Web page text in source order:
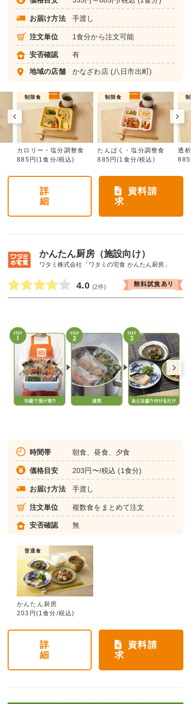
お届け方法 手渡し
注文単位 1食分から注文可能
安否確認 有
地域の店舗 かなざわ店(八日市出町)
制限食
カロリー・塩分調整食
885円(1食分/税込)
制限食
たんぱく・塩分調整食
885円(1食分/税込)
透析
詳
細
資料請
求
かんたん厨房（施設向け）
ワタミ株式会社「ワタミの宅食 かんたん厨房」
4.0 (2件)
時間帯 朝食、昼食、夕食
価格目安 203円〜/税込 (1食分)
お届け方法 手渡し
注文単位 複数食をまとめて注文
安否確認 無
普通食
かんたん厨房
203円(1食分/税込)
詳
細
資料請
求